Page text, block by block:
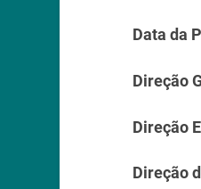
Data da
Direção
Direção
Direção